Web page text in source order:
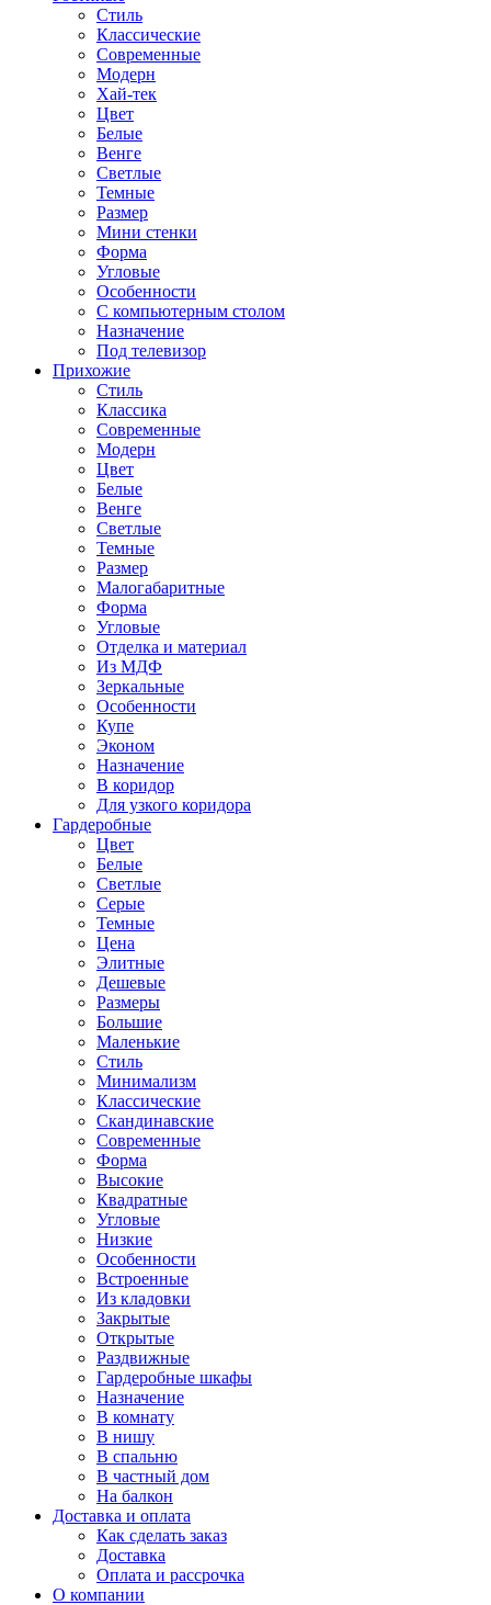
Стиль
Классические
Современные
Модерн
Хай-тек
Цвет
Белые
Венге
Светлые
Темные
Размер
Мини стенки
Форма
Угловые
Особенности
С компьютерным столом
Назначение
Под телевизор
Прихожие
Стиль
Классика
Современные
Модерн
Цвет
Белые
Венге
Светлые
Темные
Размер
Малогабаритные
Форма
Угловые
Отделка и материал
Из МДФ
Зеркальные
Особенности
Купе
Эконом
Назначение
В коридор
Для узкого коридора
Гардеробные
Цвет
Белые
Светлые
Серые
Темные
Цена
Элитные
Дешевые
Размеры
Большие
Маленькие
Стиль
Минимализм
Классические
Скандинавские
Современные
Форма
Высокие
Квадратные
Угловые
Низкие
Особенности
Встроенные
Из кладовки
Закрытые
Открытые
Раздвижные
Гардеробные шкафы
Назначение
В комнату
В нишу
В спальню
В частный дом
На балкон
Доставка и оплата
Как сделать заказ
Доставка
Оплата и рассрочка
О компании